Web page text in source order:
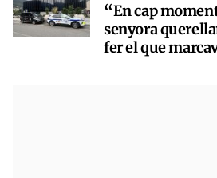
“En cap
senyora
fer el que